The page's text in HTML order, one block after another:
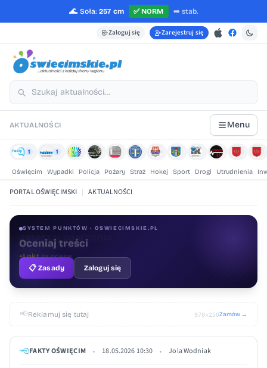
🌊 Soła: 257 cm ✅NORM ➡️ stab.
Zaloguj się Zarejestruj się
AKTUALNOŚCI Menu
1 1
Oświęcim Wypadki Policja Pożary Straż Hokej Sport Drogi Utrudnienia
PORTAL OŚWIĘCIMSKI | AKTUALNOŚCI
SYSTEM PUNKTÓW · OSWIECIMSKIE.PL
Oceniaj treści
+1 pkt za ocenę
📋 Zasady
Zaloguj się
📢Reklamuj się tutaj 970×250Zamów →
FAKTY OŚWIĘCIM • 18.05.2026 10:30 • Jola Wodniak